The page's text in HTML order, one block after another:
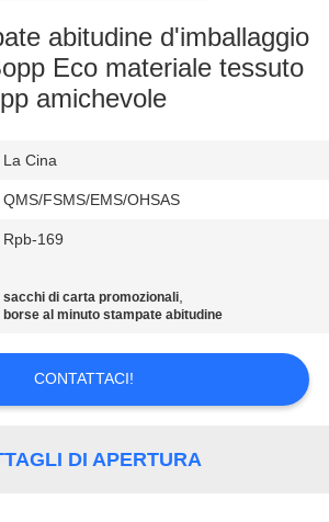
abitudine d'imballaggio
Eco materiale tessuto
pp amichevole
La Cina
QMS/FSMS/EMS/OHSAS
Rpb-169
sacchi di carta promozionali,
borse al minuto stampate abitudine
CONTATTACI!
DI APERTURA